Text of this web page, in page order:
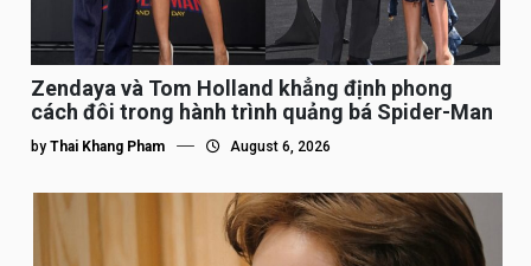
Zendaya và Tom Holland khẳng định phong
cách đôi trong hành trình quảng bá Spider-Man
by Thai Khang Pham August 6, 2026